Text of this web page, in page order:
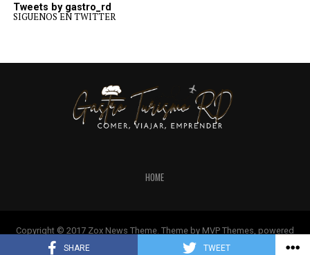
SHARE TWEET
Tweets by gastro_rd
SIGUENOS EN TWITTER
HOME
Copyright © 2017 Zox News Theme. Theme by MVP Themes, powered
by WordPress.